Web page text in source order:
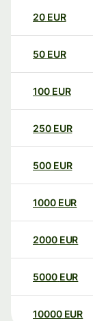
20 EUR
50 EUR
100 EUR
250 EUR
500 EUR
1000 EUR
2000 EUR
5000 EUR
10000 EUR